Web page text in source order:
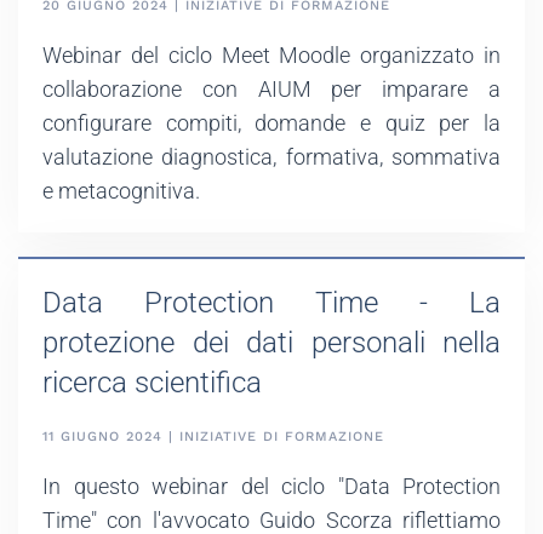
20 GIUGNO 2024 | INIZIATIVE DI FORMAZIONE
Webinar del ciclo Meet Moodle organizzato in
collaborazione con AIUM per imparare a
configurare compiti, domande e quiz per la
valutazione diagnostica, formativa, sommativa
e metacognitiva.
Data Protection Time - La
protezione dei dati personali nella
ricerca scientifica
11 GIUGNO 2024 | INIZIATIVE DI FORMAZIONE
In questo webinar del ciclo "Data Protection
Time" con l'avvocato Guido Scorza riflettiamo